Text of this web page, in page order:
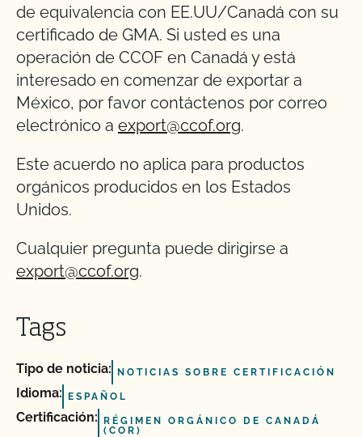
de equivalencia con EE.UU/Canadá con su
certificado de GMA. Si usted es una
operación de CCOF en Canadá y está
interesado en comenzar de exportar a
México, por favor contáctenos por correo
electrónico a export@ccof.org.
Este acuerdo no aplica para productos
orgánicos producidos en los Estados
Unidos.
Cualquier pregunta puede dirigirse a
export@ccof.org.
Tags
Tipo de noticia: NOTICIAS SOBRE CERTIFICACIÓN
Idioma: ESPAÑOL
Certificación:
RÉGIMEN ORGÁNICO DE CANADÁ
(COR)